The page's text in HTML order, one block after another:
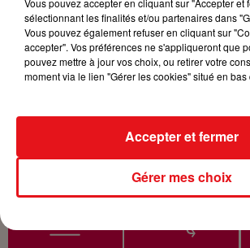
Bélier Taureau
Vous pouvez accepter en cliquant sur "Accepter et
sélectionnant les finalités et/ou partenaires dans
Vous pouvez également refuser en cliquant sur
accepter". Vos préférences ne s'appliqueront que
pouvez mettre à jour vos choix, ou retirer votre
moment via le lien "Gérer les cookies" situé en
Gérer mes choix
Accepter et fermer